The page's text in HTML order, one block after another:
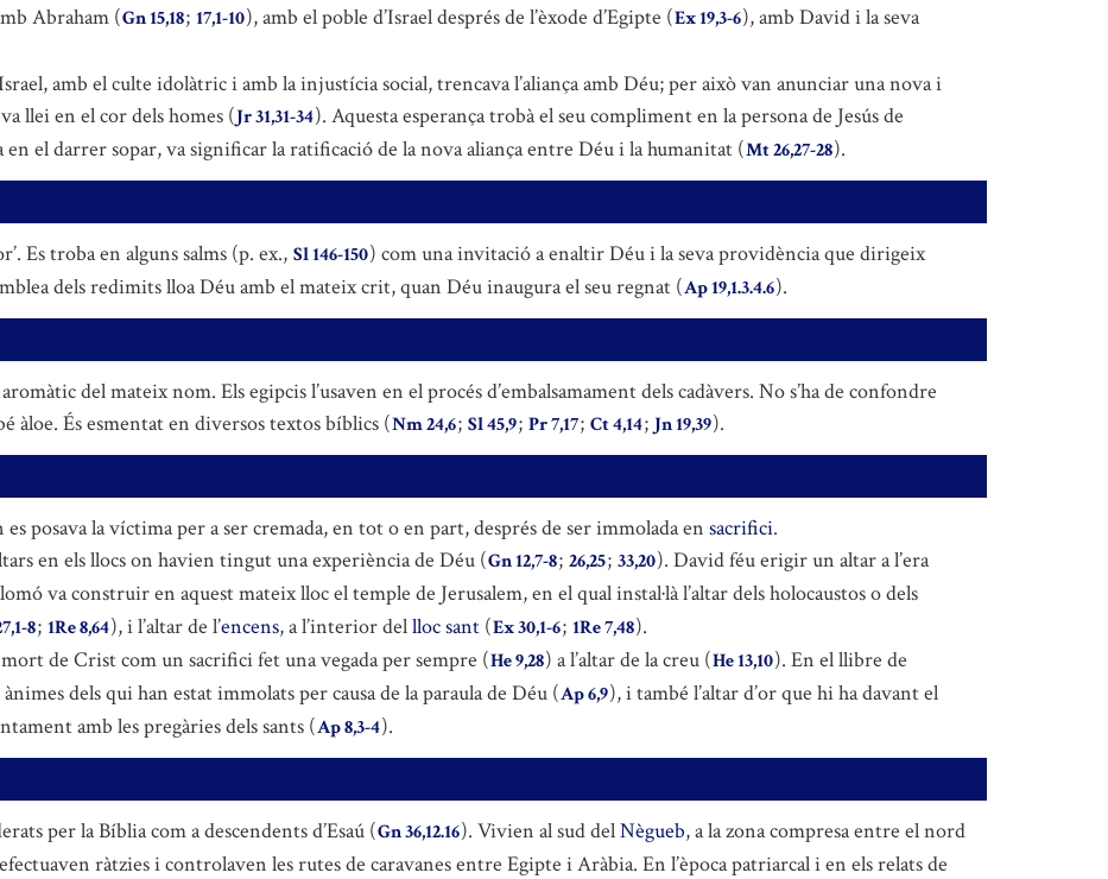
Abraham (Gn 15,18; 17,1-10), amb el poble d’Israel després de l’èxode d’Egipte (Ex 19,3-6), amb David i la seva
amb el culte idolàtric i amb la injustícia social, trencava l’aliança amb Déu; per això van anunciar una nova i
llei en el cor dels homes (Jr 31,31-34). Aquesta esperança trobà el seu compliment en la persona de Jesús de
el darrer sopar, va significar la ratificació de la nova aliança entre Déu i la humanitat (Mt 26,27-28).
Es troba en alguns salms (p. ex., Sl 146-150) com una invitació a enaltir Déu i la seva providència que dirigeix
dels redimits lloa Déu amb el mateix crit, quan Déu inaugura el seu regnat (Ap 19,1.3.4.6).
del mateix nom. Els egipcis l’usaven en el procés d’embalsamament dels cadàvers. No s’ha de confondre
àloe. És esmentat en diversos textos bíblics (Nm 24,6; Sl 45,9; Pr 7,17; Ct 4,14; Jn 19,39).
posava la víctima per a ser cremada, en tot o en part, després de ser immolada en sacrifici.
en els llocs on havien tingut una experiència de Déu (Gn 12,7-8; 26,25; 33,20). David féu erigir un altar a l’era
va construir en aquest mateix lloc el temple de Jerusalem, en el qual instal·là l’altar dels holocaustos o dels
8; 1Re 8,64), i l’altar de l’encens, a l’interior dellloc sant (Ex 30,1-6; 1Re 7,48).
de Crist com un sacrifici fet una vegada per sempre (He 9,28) a l’altar de la creu (He 13,10). En el llibre de
dels qui han estat immolats per causa de la paraula de Déu (Ap 6,9), i també l’altar d’or que hi ha davant el
amb les pregàries dels sants (Ap 8,3-4).
per la Bíblia com a descendents d’Esaú (Gn 36,12.16). Vivien al sud delNègueb, a la zona compresa entre el nord
efectuaven ràtzies i controlaven les rutes de caravanes entre Egipte i Aràbia. En l’època patriarcal i en els relats de